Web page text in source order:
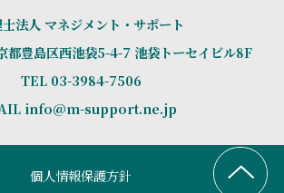
前に創業者が亡くなり
相続税申告
、コロナ禍の税務調査も大過なく終
してサポートし、創業者の持株は会
を利用して後継者にすべて贈与して
を求めていた銀行からは新規融資を
になっていますが、必ず
ドバイスしています（銀行への担保
、社長の個人保証も一部の銀行は外
した）。
ンダード市場に上場して、現在、従
売上高40億円超、経常利益4億円超と
されています（関与2年目からは税理
結していただき、上場した今も
を活用されております。
長は現在も会長としてご健在で、関
ループ全社の財務デューデリジェン
財務改善策を役員会に提案しまし
損の活用による節税・繰戻還付
法人 マネジメント・サポート
都豊島区西池袋5-4-7 池袋トーセイビル8F
TEL 03-3984-7506
info@m-support.ne.jp
個人情報保護方針